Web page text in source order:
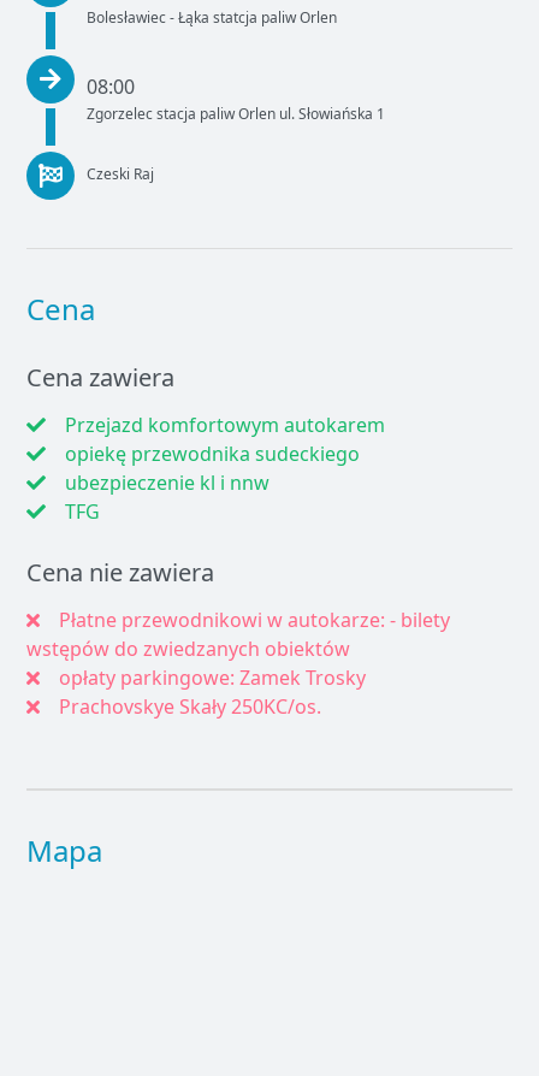
Bolesławiec - Łąka statcja paliw Orlen
08:00
Zgorzelec stacja paliw Orlen ul. Słowiańska 1
Czeski Raj
Cena
Cena zawiera
Przejazd komfortowym autokarem
opiekę przewodnika sudeckiego
ubezpieczenie kl i nnw
TFG
Cena nie zawiera
Płatne przewodnikowi w autokarze: - bilety
wstępów do zwiedzanych obiektów
opłaty parkingowe: Zamek Trosky
Prachovskye Skały 250KC/os.
Mapa